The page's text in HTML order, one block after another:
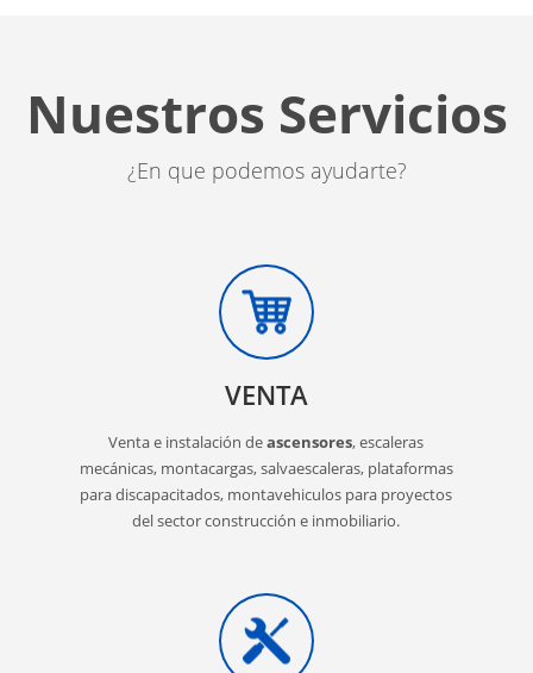
Nuestros Servicios
¿En que podemos ayudarte?
VENTA
Venta e instalación deascensores, escaleras
mecánicas, montacargas, salvaescaleras, plataformas
para discapacitados, montavehiculos para proyectos
del sector construcción e inmobiliario.